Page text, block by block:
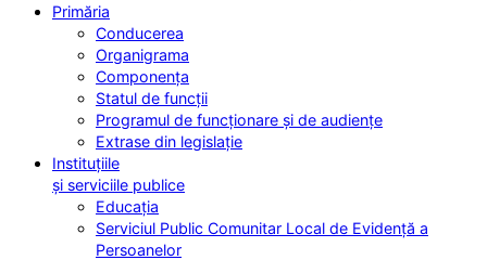
Primăria
Conducerea
Organigrama
Componența
Statul de funcții
Programul de funcționare și de audiențe
Extrase din legislație
Instituțiile
și serviciile publice
Educația
Serviciul Public Comunitar Local de Evidență a
Persoanelor